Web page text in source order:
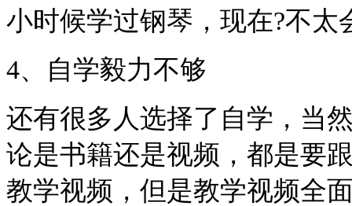
小时候学过钢琴，现在?不太
4、自学毅力不够
还有很多人选择了自学，当
论是书籍还是视频，都是要
教学视频，但是教学视频全